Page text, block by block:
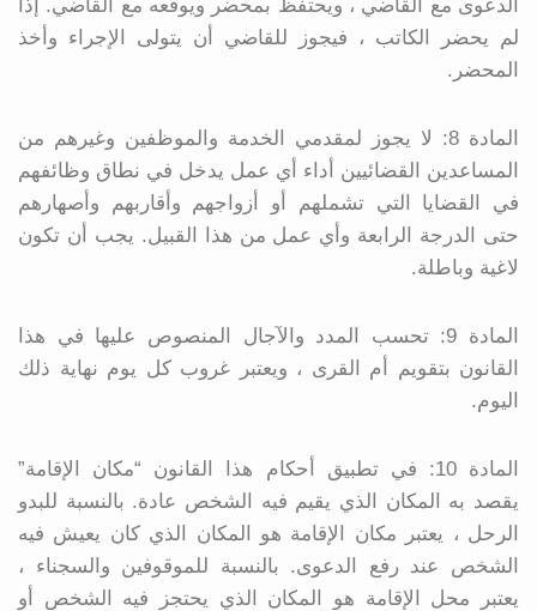
الدعوى مع القاضي ، ويحتفظ بمحضر ويوقعه مع القاضي. إذا
لم يحضر الكاتب ، فيجوز للقاضي أن يتولى الإجراء وأخذ
المحضر.
المادة 8: لا يجوز لمقدمي الخدمة والموظفين وغيرهم من
المساعدين القضائيين أداء أي عمل يدخل في نطاق وظائفهم
في القضايا التي تشملهم أو أزواجهم وأقاربهم وأصهارهم
حتى الدرجة الرابعة وأي عمل من هذا القبيل. يجب أن تكون
لاغية وباطلة.
المادة 9: تحسب المدد والآجال المنصوص عليها في هذا
القانون بتقويم أم القرى ، ويعتبر غروب كل يوم نهاية ذلك
اليوم.
المادة 10: في تطبيق أحكام هذا القانون “مكان الإقامة”
يقصد به المكان الذي يقيم فيه الشخص عادة. بالنسبة للبدو
الرحل ، يعتبر مكان الإقامة هو المكان الذي كان يعيش فيه
الشخص عند رفع الدعوى. بالنسبة للموقوفين والسجناء ،
يعتبر محل الإقامة هو المكان الذي يحتجز فيه الشخص أو